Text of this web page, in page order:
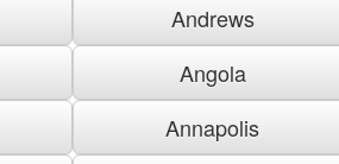
Andrews
Angola
Annapolis